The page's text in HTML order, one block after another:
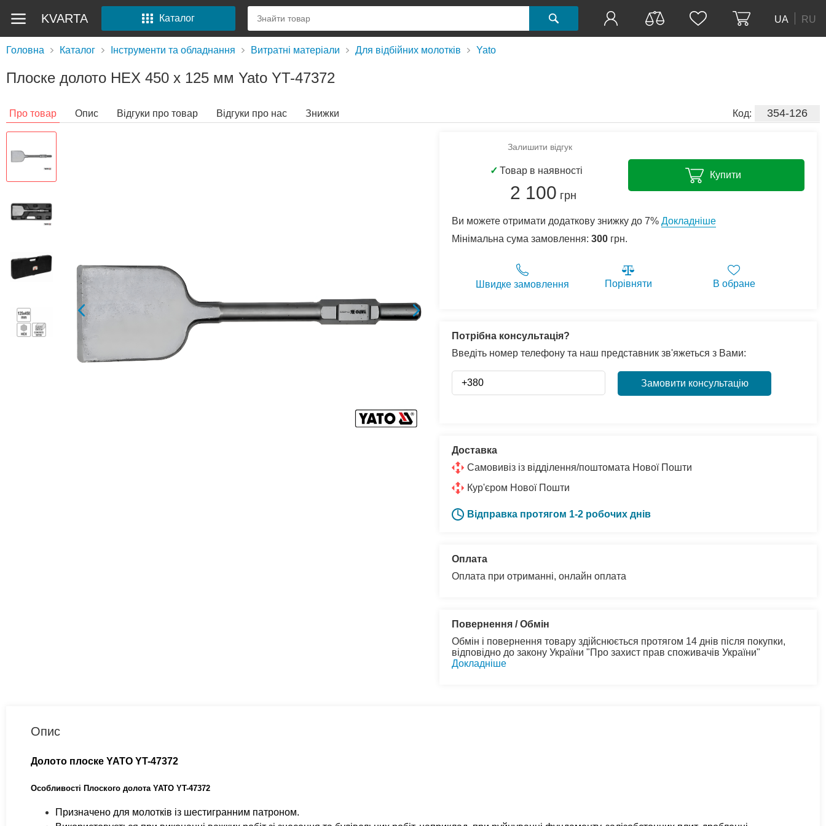
UA RU
KVARTA Каталог
Головна Каталог Інструменти та обладнання Витратні матеріали Для відбійних молотків Yato
Плоске долото HEX 450 x 125 мм Yato YT-47372
Код: 354-126
Про товар Опис Відгуки про товар Відгуки про нас Знижки
Залишити відгук
✓ Товар в наявності
2 100 грн
Купити
Ви можете отримати додаткову знижку до 7% Докладніше
Мінімальна сума замовлення: 300 грн.
Швидке замовлення Порівняти В обране
Потрібна консультація?
Введіть номер телефону та наш представник зв'яжеться з Вами:
Замовити консультацію
Доставка
Самовивіз із відділення/поштомата Нової Пошти
Кур'єром Нової Пошти
Відправка протягом 1-2 робочих днів
Оплата
Оплата при отриманні, онлайн оплата
Повернення / Обмін
Обмін і повернення товару здійснюється протягом 14 днів після покупки,
відповідно до закону України "Про захист прав споживачів України"
Докладніше
Опис
Долото плоске YATO YT-47372
Особливості Плоского долота YATO YT-47372
Призначено для молотків із шестигранним патроном.